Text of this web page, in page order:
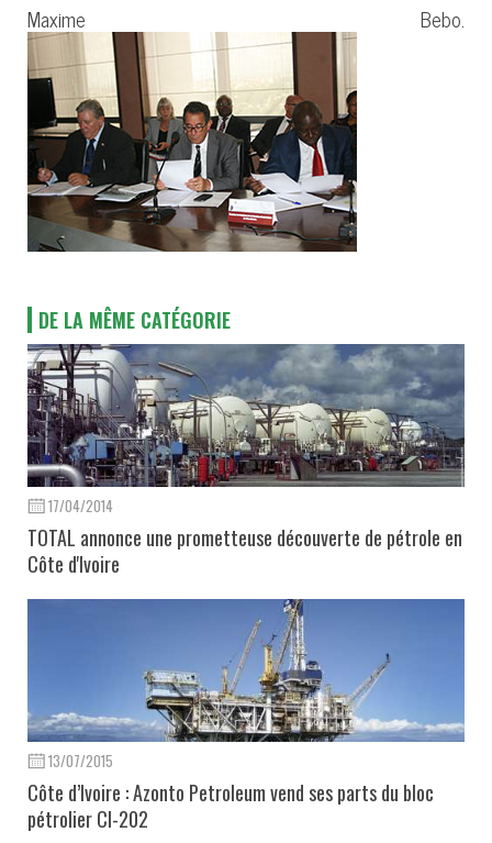
Maxime Bebo.
DE LA MÊME CATÉGORIE
17/04/2014
TOTAL annonce une prometteuse découverte de pétrole en
Côte d'Ivoire
13/07/2015
Côte d’Ivoire : Azonto Petroleum vend ses parts du bloc
pétrolier CI-202